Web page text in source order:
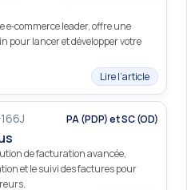
e‑commerce leader, offre une
pour lancer et développer votre
Lire l’article
PA (PDP) et SC (OD)
de facturation avancée,
et le suivi des factures pour